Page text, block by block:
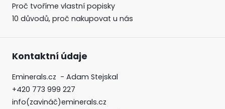
Proč tvoříme vlastní popisky
10 důvodů, proč nakupovat u nás
Kontaktní údaje
Eminerals.cz - Adam Stejskal
+420 773 999 227
info(zavináč)eminerals.cz